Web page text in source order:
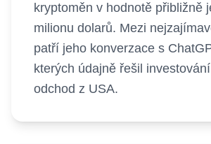
kryptoměn v hodnotě přibližně
milionu dolarů. Mezi
patří jeho konverzace s
kterých údajně řešil
odchod z USA.